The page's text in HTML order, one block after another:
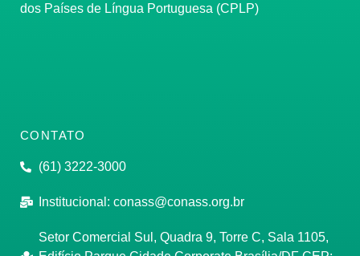
dos Países de Língua Portuguesa (CPLP)
CONTATO
(61) 3222-3000
Institucional: conass@conass.org.br
Setor Comercial Sul, Quadra 9, Torre C, Sala 1105,